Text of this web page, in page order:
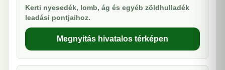
Kerti nyesedék, lomb, ág és egyéb zöldhulladék
leadási pontjaihoz.
Megnyitás hivatalos térképen